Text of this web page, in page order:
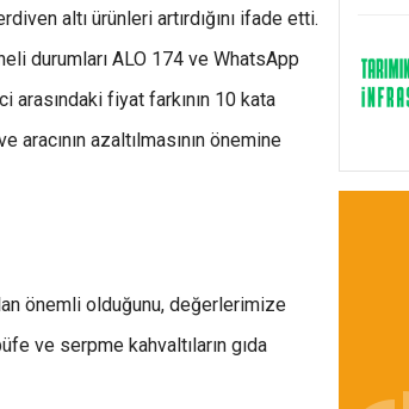
altı ürünleri artırdığını ifade etti.
durumları ALO 174 ve WhatsApp
fiyat farkının 10 kata
aracının azaltılmasının önemine
önemli olduğunu, değerlerimize
ve serpme kahvaltıların gıda